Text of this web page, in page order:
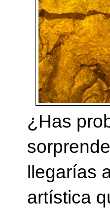
¿Has
llegarías
artística